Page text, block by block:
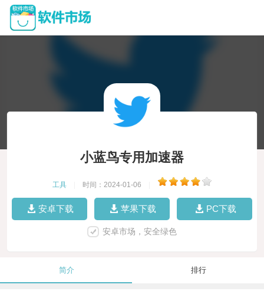
小蓝鸟专用加速器
工具 时间：2024-01-06
安卓下载 苹果下载 PC下载
安卓市场，安全绿色
简介 排行